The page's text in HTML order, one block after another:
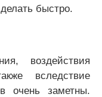
быстро.
воздействия
вследствие
очень заметны.